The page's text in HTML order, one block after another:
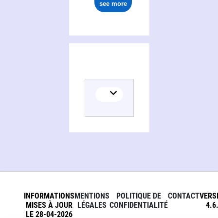
see more
INFORMATIONS
MISES À JOUR
LE 28-04-2026
MENTIONS
LÉGALES
POLITIQUE DE
CONFIDENTIALITÉ
CONTACT